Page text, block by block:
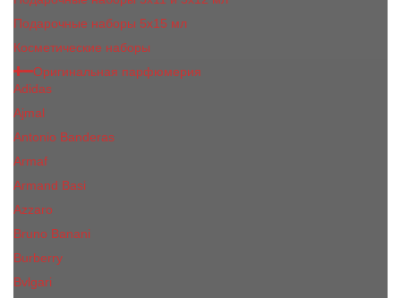
Подарочные наборы 5x15 мл
Косметические наборы
Оригинальная парфюмерия
Adidas
Ajmal
Antonio Banderas
Armaf
Armand Basi
Azzaro
Bruno Banani
Burberry
Bvlgari